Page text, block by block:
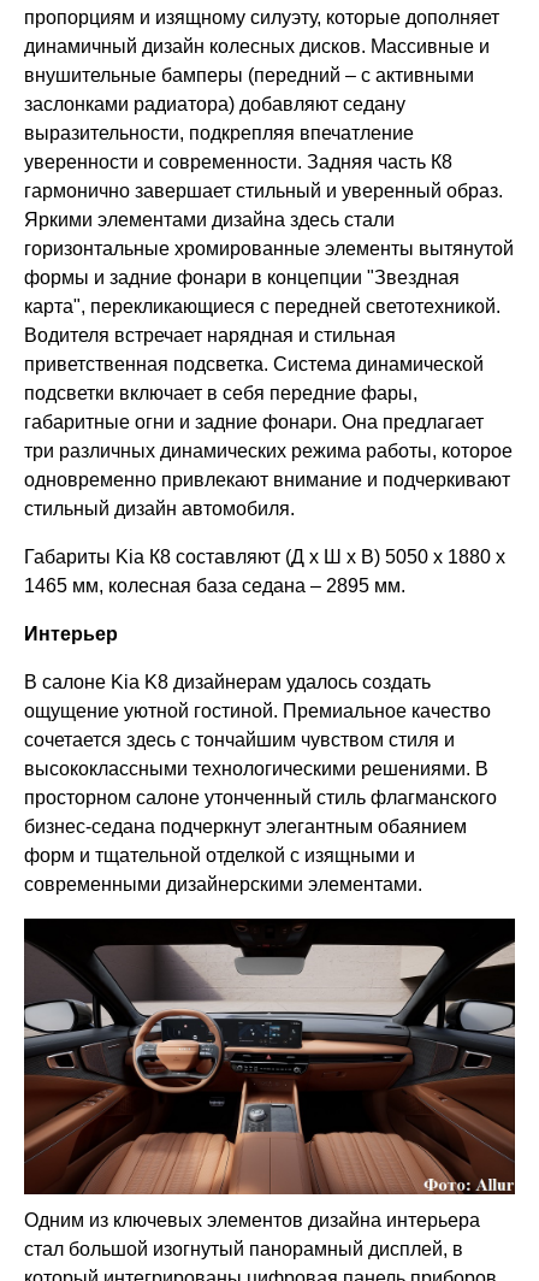
пропорциям и изящному силуэту, которые дополняет
динамичный дизайн колесных дисков. Массивные и
внушительные бамперы (передний – с активными
заслонками радиатора) добавляют седану
выразительности, подкрепляя впечатление
уверенности и современности. Задняя часть К8
гармонично завершает стильный и уверенный образ.
Яркими элементами дизайна здесь стали
горизонтальные хромированные элементы вытянутой
формы и задние фонари в концепции "Звездная
карта", перекликающиеся с передней светотехникой.
Водителя встречает нарядная и стильная
приветственная подсветка. Система динамической
подсветки включает в себя передние фары,
габаритные огни и задние фонари. Она предлагает
три различных динамических режима работы, которое
одновременно привлекают внимание и подчеркивают
стильный дизайн автомобиля.
Габариты Kia К8 составляют (Д х Ш х В) 5050 х 1880 х
1465 мм, колесная база седана – 2895 мм.
Интерьер
В салоне Kia K8 дизайнерам удалось создать
ощущение уютной гостиной. Премиальное качество
сочетается здесь с тончайшим чувством стиля и
высококлассными технологическими решениями. В
просторном салоне утонченный стиль флагманского
бизнес-седана подчеркнут элегантным обаянием
форм и тщательной отделкой с изящными и
современными дизайнерскими элементами.
Одним из ключевых элементов дизайна интерьера
стал большой изогнутый панорамный дисплей, в